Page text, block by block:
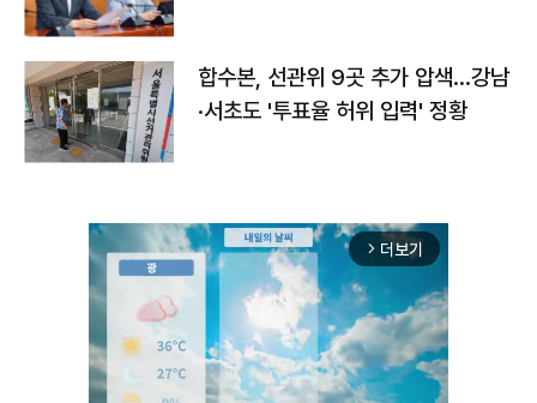
합수본, 선관위 9곳 추가 압색…강남
·서초도 '투표율 허위 입력' 정황
arrow_forward_ios 더보기